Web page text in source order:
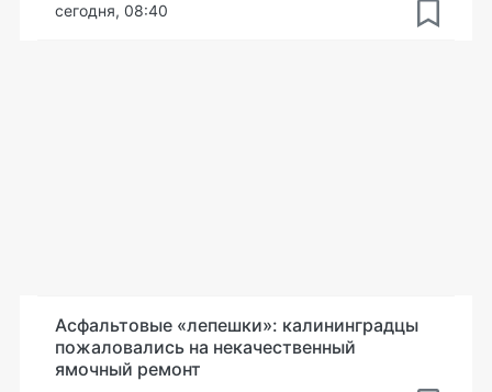
сегодня, 08:40
Асфальтовые «лепешки»: калининградцы
пожаловались на некачественный
ямочный ремонт